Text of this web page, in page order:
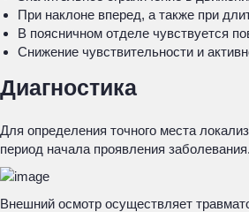
При наклоне вперед, а также при
В поясничном отделе чувствуется
Снижение чувствительности и
Диагностика
Для определения точного места
период начала проявления заболевания.
Внешний осмотр осуществляет